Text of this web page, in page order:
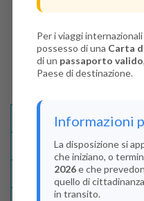
Per i viaggi
possesso di una Carta
di un passaporto valido
Paese di destinazione.
Informazioni
La disposizione si
che iniziano, o
2026e che
quello di
in transito.